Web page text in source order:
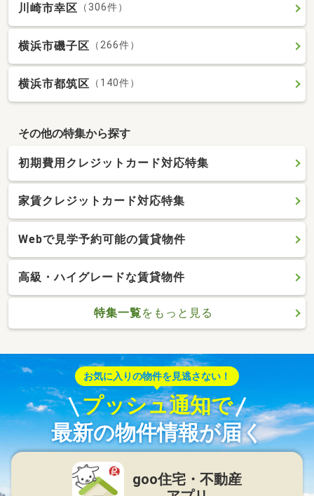
川崎市幸区 （306件）
横浜市磯子区 （266件）
横浜市都筑区 （140件）
その他の特集から探す
初期費用クレジットカード対応特集
家賃クレジットカード対応特集
Webで見学予約可能の賃貸物件
高級・ハイグレードな賃貸物件
特集一覧をもっと見る
お気に入りの物件を見逃さない！
プッシュ通知で
最新の物件情報が届く
goo住宅・不動産